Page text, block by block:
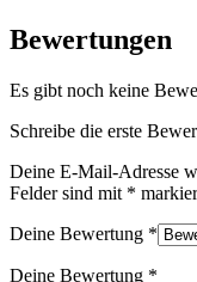
Bewertungen
Es gibt noch keine
Schreibe die erste
Deine E-Mail-Adresse
Felder sind mit *
Deine Bewertung *
Deine Bewertung *